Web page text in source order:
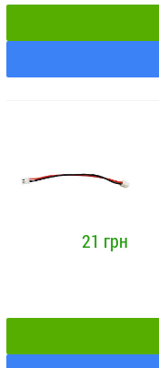
21 грн